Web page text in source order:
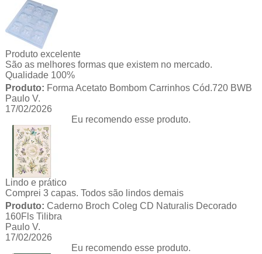
Produto excelente
São as melhores formas que existem no mercado.
Qualidade 100%
Produto: Forma Acetato Bombom Carrinhos Cód.720 BWB
Paulo V.
17/02/2026
Eu recomendo esse produto.
Lindo e prático
Comprei 3 capas. Todos são lindos demais
Produto: Caderno Broch Coleg CD Naturalis Decorado
160Fls Tilibra
Paulo V.
17/02/2026
Eu recomendo esse produto.